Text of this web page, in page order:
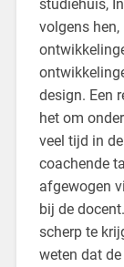
studiehuis,
volgens
design. Een
het om
veel tijd in
coachende
afgewogen
bij de
scherp te
weten dat